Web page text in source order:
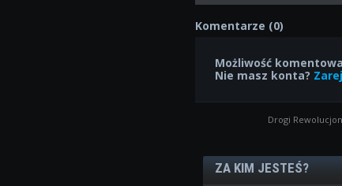
Komentarze (0)
Możliwość
Nie masz konta?
Drogi
ZA KIM JESTEŚ?